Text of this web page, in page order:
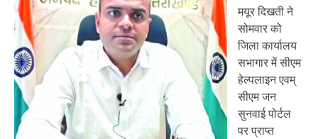
मयूर दिखती ने
सोमवार को
जिला कार्यालय
सभागार में सीएम
हेल्पलाइन एवम्
सीएम जन
सुनवाई पोर्टल
पर प्राप्त